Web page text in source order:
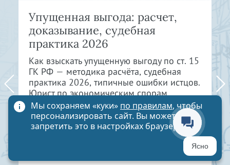
Упущенная выгода: расчет,
доказывание, судебная
практика 2026
Как взыскать упущенную выгоду по ст. 15
ГК РФ — методика расчёта, судебная
практика 2026, типичные ошибки истцов.
Юрист по экономическим спорам.
ЧИТАТЬ СТАТЬЮ
Мы сохраняем «куки» по правилам, чтобы
персонализировать сайт. Вы можете
запретить это в настройках браузера
Ясно